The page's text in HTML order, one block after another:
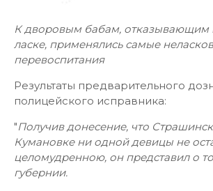
К дворовым бабам, отказывающим
ласке, применялись самые
перевоспитания
Результаты предварительного
полицейского исправника:
"Получив донесение, что
Кумановке ни одной девицы не
целомудренною, он представил о
губернии.